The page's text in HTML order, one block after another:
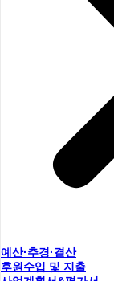
예산·추경·결산
후원수입 및 지출